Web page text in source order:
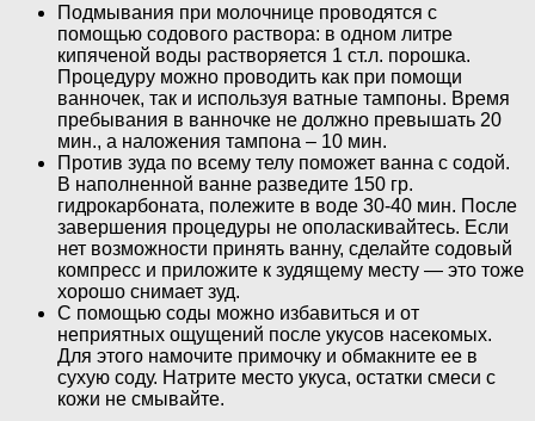
Подмывания при молочнице проводятся с
помощью содового раствора: в одном литре
кипяченой воды растворяется 1 ст.л. порошка.
Процедуру можно проводить как при помощи
ванночек, так и используя ватные тампоны. Время
пребывания в ванночке не должно превышать 20
мин., а наложения тампона – 10 мин.
Против зуда по всему телу поможет ванна с содой.
В наполненной ванне разведите 150 гр.
гидрокарбоната, полежите в воде 30-40 мин. После
завершения процедуры не ополаскивайтесь. Если
нет возможности принять ванну, сделайте содовый
компресс и приложите к зудящему месту — это тоже
хорошо снимает зуд.
С помощью соды можно избавиться и от
неприятных ощущений после укусов насекомых.
Для этого намочите примочку и обмакните ее в
сухую соду. Натрите место укуса, остатки смеси с
кожи не смывайте.